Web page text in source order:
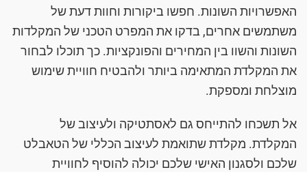
האפשרויות השונות. חפשו ביקורות וחוות דעת של
משתמשים אחרים, בדקו את המפרט הטכני של המקלדות
השונות והשוו בין המחירים והפונקציות. כך תוכלו לבחור
את המקלדת המתאימה ביותר ולהבטיח חוויית שימוש
מוצלחת ומספקת.
אל תשכחו להתייחס גם לאסתטיקה ולעיצוב של
המקלדת. מקלדת שתואמת לעיצוב הכללי של הטאבלט
שלכם ולסגנון האישי שלכם יכולה להוסיף לחוויית